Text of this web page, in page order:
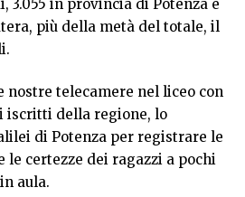
3.055 in provincia di Potenza e
più della metà del totale, il
nostre telecamere nel liceo con
iscritti della regione, lo
di Potenza per registrare le
le certezze dei ragazzi a pochi
aula.